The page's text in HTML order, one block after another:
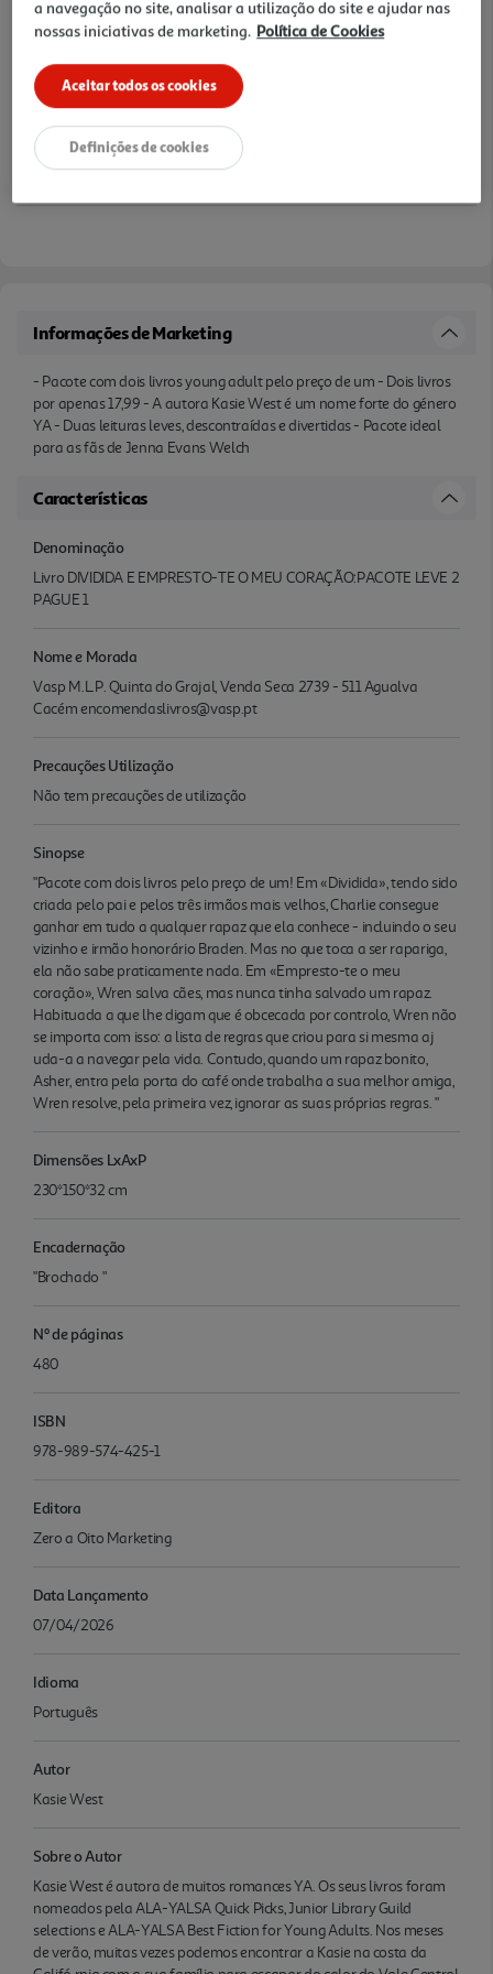
Informações de Marketing
- Pacote com dois livros young adult pelo preço de um - Dois livros
por apenas 17,99 - A autora Kasie West é um nome forte do género
YA - Duas leituras leves, descontraídas e divertidas - Pacote ideal
para as fãs de Jenna Evans Welch
Características
Denominação
Livro DIVIDIDA E EMPRESTO-TE O MEU CORAÇÃO:PACOTE LEVE 2
PAGUE 1
Nome e Morada
Vasp M.L.P. Quinta do Grajal, Venda Seca 2739 - 511 Agualva
Cacém encomendaslivros@vasp.pt
Precauções Utilização
Não tem precauções de utilização
Sinopse
"Pacote com dois livros pelo preço de um! Em «Dividida», tendo sido
criada pelo pai e pelos três irmãos mais velhos, Charlie consegue
ganhar em tudo a qualquer rapaz que ela conhece - incluindo o seu
vizinho e irmão honorário Braden. Mas no que toca a ser rapariga,
ela não sabe praticamente nada. Em «Empresto-te o meu
coração», Wren salva cães, mas nunca tinha salvado um rapaz.
Habituada a que lhe digam que é obcecada por controlo, Wren não
se importa com isso: a lista de regras que criou para si mesma aj
uda-a a navegar pela vida. Contudo, quando um rapaz bonito,
Asher, entra pela porta do café onde trabalha a sua melhor amiga,
Wren resolve, pela primeira vez, ignorar as suas próprias regras. "
Dimensões LxAxP
230*150*32 cm
Encadernação
"Brochado "
Nº de páginas
480
ISBN
978-989-574-425-1
Editora
Zero a Oito Marketing
Data Lançamento
07/04/2026
Idioma
Português
Autor
Kasie West
Sobre o Autor
Kasie West é autora de muitos romances YA. Os seus livros foram
nomeados pela ALA-YALSA Quick Picks, Junior Library Guild
selections e ALA-YALSA Best Fiction for Young Adults. Nos meses
de verão, muitas vezes podemos encontrar a Kasie na costa da
a navegação no site, analisar a utilização do site e ajudar nas
nossas iniciativas de marketing. Política de Cookies
Aceitar todos os cookies
Definições de cookies